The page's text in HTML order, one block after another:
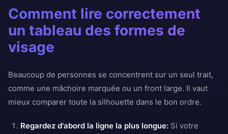
Comment lire correctement
un tableau des formes de
visage
Beaucoup de personnes se concentrent sur un seul trait,
comme une mâchoire marquée ou un front large. Il vaut
mieux comparer toute la silhouette dans le bon ordre.
Regardez d'abord la ligne la plus longue: Si votre